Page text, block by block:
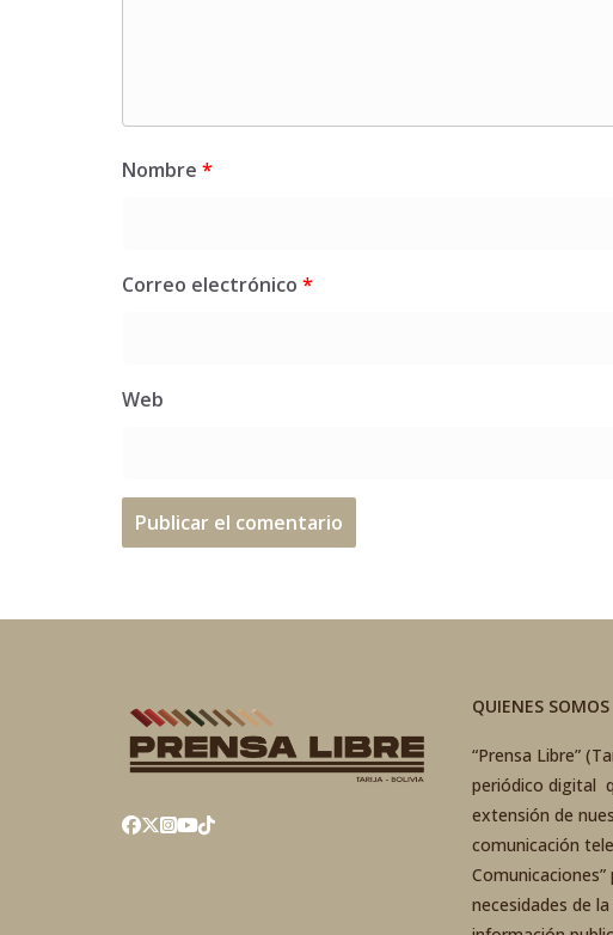
Nombre *
Correo electrónico *
Web
QUIENES SOMOS
“Prensa Libre”
periódico digital
extensión de
comunicación
Comunicaciones”
necesidades de